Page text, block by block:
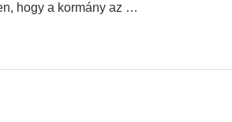
hogy a kormány az …